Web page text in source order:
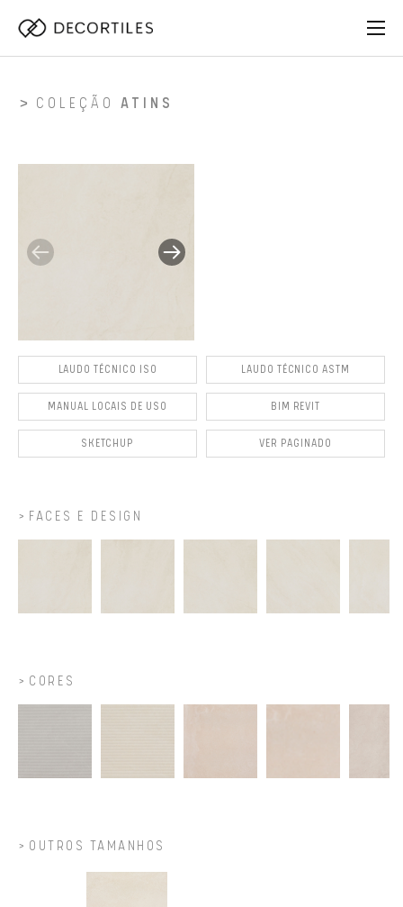
COLEÇÃO ATINS
LAUDO TÉCNICO ISO LAUDO TÉCNICO ASTM
MANUAL LOCAIS DE USO BIM REVIT
SKETCHUP VER PAGINADO
FACES E DESIGN
CORES
OUTROS TAMANHOS